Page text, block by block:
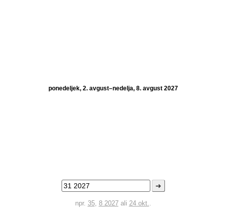
ponedeljek, 2. avgust–nedelja, 8. avgust 2027
➜
npr. 35, 8 2027ali 24 okt..